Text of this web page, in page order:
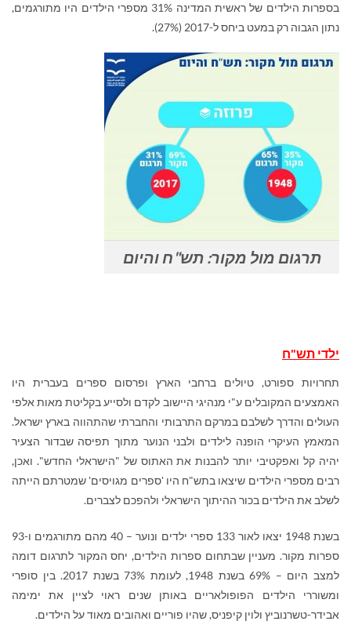
בספרות הילדים של ראשית המדינה 31% מספרי הילדים היו מתורגמים,
נתון הגבוה רק במעט ביחס ל-2017 (27%).
תרגום מול מקור: תש"ח והיום
ילדי תש"ח
תחרויות ספורט, טיולים ברחבי הארץ ופרסום ספרים בעברית היו
האמצעים המקובלים ע"י מנהיגי היישוב לקדם ולסייע בקליטת מאות אלפי
העולים והדרך לשלבם במרקם התרבותי והחברתי שהתהווה בארץ ישראל.
המאמץ העיקרי הופנה לילדים ולבני הנוער מתוך תפיסה שבדור הצעיר
יהיה קל ואפקטיבי יותר להבנות את האתוס של "הישראלי החדש". ואכן,
רבים מספרי הילדים שיצאו בתש"ח היו 'ספרים מגויסים' שמטרתם הייתה
לשלב את הילדים בכור ההיתוך הישראלי ולהפכם לצברים.
בשנת 1948 יצאו לאור 133 ספרי ילדים ונוער – 40 מהם מתורגמים ו-93
ספרות מקור. מעניין שבתחום ספרות הילדים, יחס המקור לתרגום דומה
למצב היום – 69% בשנת 1948, לעומת 73% בשנת 2017. בין סופרי
ומשוררי הילדים הפופולאריים באותן שנים ראוי לציין את ימימה
אבידר-טשרנוביץ ולוין קיפניס, שהיו פוריים ואהובים מאוד על הילדים.